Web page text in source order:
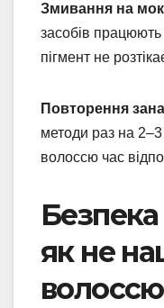
Змивання на
засобів
пігмент не
Повторення
методи раз на
волоссю час
Безпека
як не
волоссю